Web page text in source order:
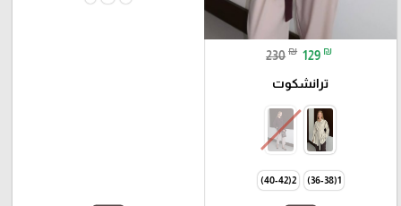
230 ₪ 129 ₪
ترانشكوت
1(36-38)
2(40-42)